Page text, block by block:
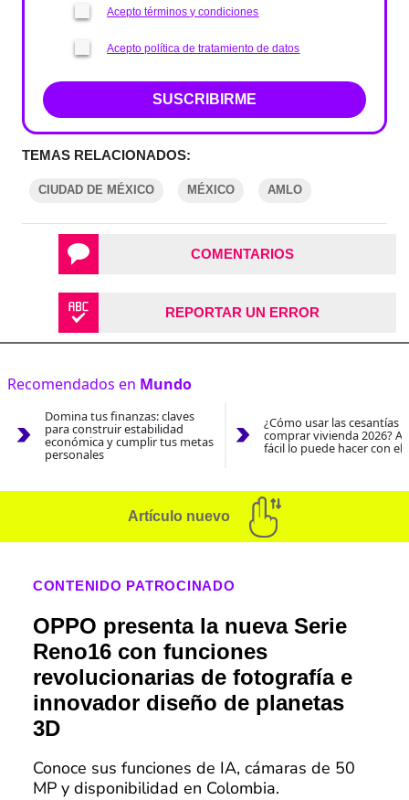
Acepto términos y condiciones
Acepto política de tratamiento de datos
SUSCRIBIRME
TEMAS RELACIONADOS:
CIUDAD DE MÉXICO MÉXICO AMLO
COMENTARIOS
REPORTAR UN ERROR
Recomendados en Mundo
Domina tus finanzas: claves
para construir estabilidad
económica y cumplir tus metas
personales
¿Cómo usar las cesantías
comprar vivienda 2026?
fácil lo puede hacer con el
Artículo nuevo
CONTENIDO PATROCINADO
OPPO presenta la nueva Serie
Reno16 con funciones
revolucionarias de fotografía e
innovador diseño de planetas
3D
Conoce sus funciones de IA, cámaras de 50
MP y disponibilidad en Colombia.